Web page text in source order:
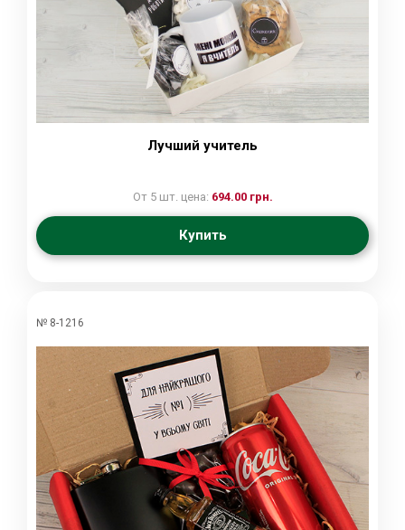
Лучший учитель
От 5 шт. цена: 694.00 грн.
Купить
№ 8-1216